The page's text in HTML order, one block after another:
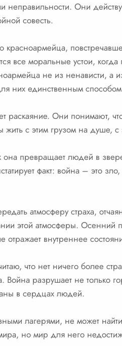
неправильности. Они
совесть.
красноармейца,
все моральные устои,
не из ненависти, а
них единственным
раскаяние. Они понимают,
с этим грузом на душе, с
она превращает людей в
факт: война – это зло,
атмосферу страха,
этой атмосферы. Осенний
внутреннее
что нет ничего более
Война разрушает не только
в сердцах людей.
лагерями, не может
но мир для него